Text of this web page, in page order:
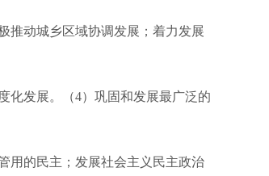
推动城乡区域协调发展；着力发展
化发展。（4）巩固和发展最广泛的
用的民主；发展社会主义民主政治